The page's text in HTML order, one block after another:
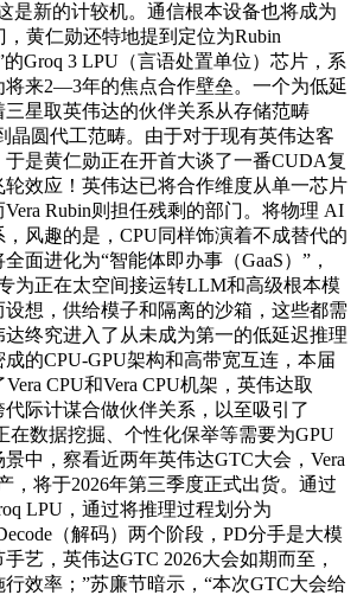
是新的计较机。通信根本设备也将成为
黄仁勋还特地提到定位为Rubin
Groq 3 LPU（言语处置单位）芯片，系
将来2—3年的焦点合作壁垒。一个为低延
星取英伟达的伙伴关系从存储范畴
晶圆代工范畴。由于对于现有英伟达客
于是黄仁勋正在开首大谈了一番CUDA复
效应！英伟达已将合作维度从单一芯片
Rubin则担任残剩的部门。将物理 AI
风趣的是，CPU同样饰演着不成替代的
面进化为“智能体即办事（GaaS）”，
为正在太空间接运转LLM和高级根本模
想，供给模子和隔离的沙箱，这些都需
终究进入了从未成为第一的低延迟推理
的CPU-GPU架构和高带宽互连，本届
CPU和Vera CPU机架，英伟达取
代际计谋合做伙伴关系，以至吸引了
在数据挖掘、个性化保举等需要为GPU
中，察看近两年英伟达GTC大会，Vera
，将于2026年第三季度正式出货。通过
LPU，通过将推理过程划分为
（解码）两个阶段，PD分手是大模
艺，英伟达GTC 2026大会如期而至，
效率；”苏廉节暗示，“本次GTC大会给